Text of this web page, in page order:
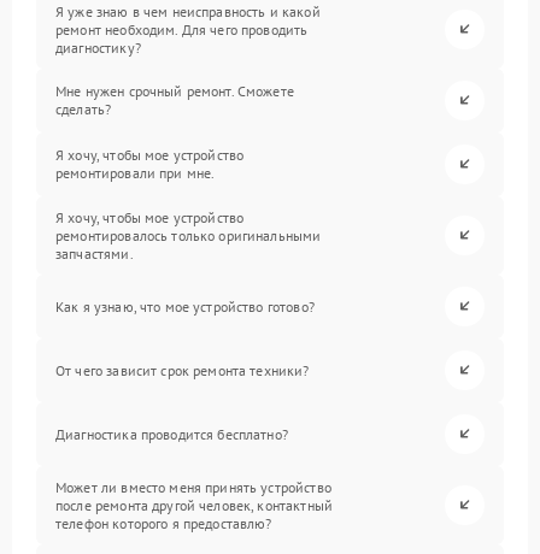
Я уже знаю в чем неисправность и какой
ремонт необходим. Для чего проводить
диагностику?
Мне нужен срочный ремонт. Сможете
сделать?
Я хочу, чтобы мое устройство
ремонтировали при мне.
Я хочу, чтобы мое устройство
ремонтировалось только оригинальными
запчастями.
Как я узнаю, что мое устройство готово?
От чего зависит срок ремонта техники?
Диагностика проводится бесплатно?
Может ли вместо меня принять устройство
после ремонта другой человек, контактный
телефон которого я предоставлю?